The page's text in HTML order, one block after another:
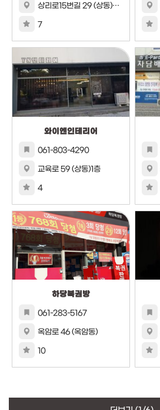
상리로15번길 29 (상동)목포원예농협 상동지점
7
와이엔인테리어
061-803-4290
교육로 59 (상동)1층
4
하당복권방
061-283-5167
옥암로 46 (옥암동)
10